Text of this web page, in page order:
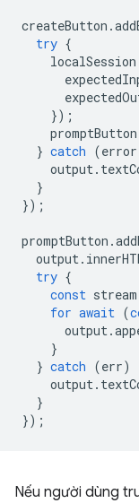
createButton .
try {
localSession
});
promptButton
} catch (error
output.
}
});
promptButton .
output.
try {
const stream
for await (
output.
}
} catch (err)
output.
}
});
Nếu người dùng